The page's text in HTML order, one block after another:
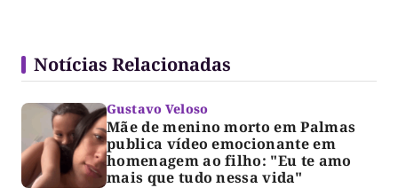
Notícias Relacionadas
Gustavo Veloso
Mãe de menino morto em Palmas
publica vídeo emocionante em
homenagem ao filho: "Eu te amo
mais que tudo nessa vida"